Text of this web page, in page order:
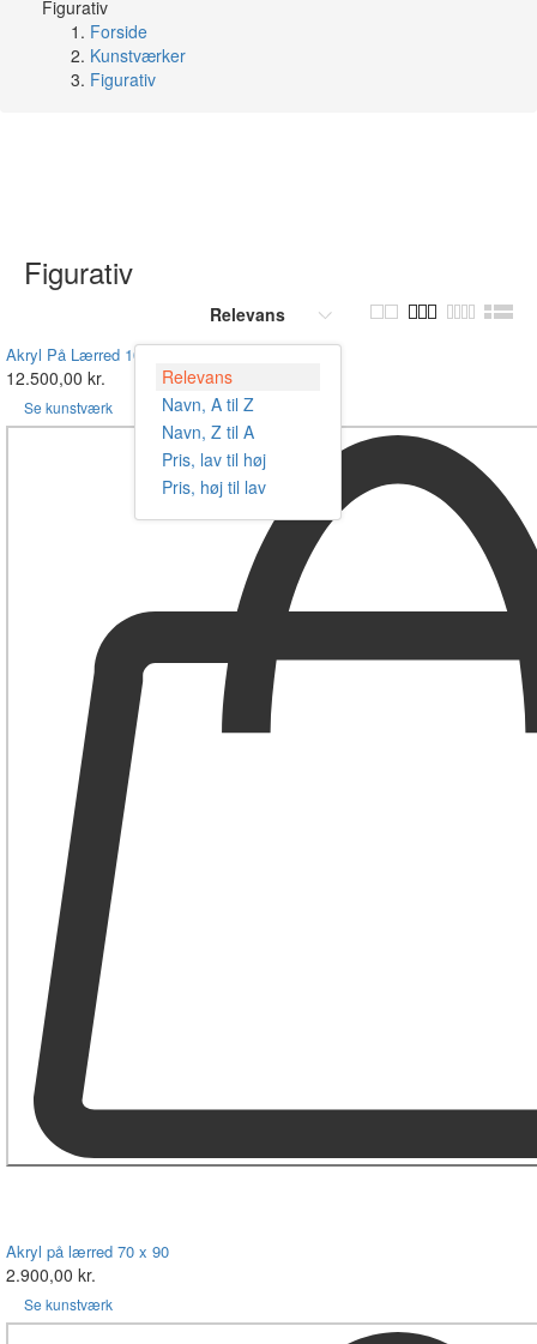
Figurativ
Forside
Kunstværker
Figurativ
Figurativ
Relevans
Relevans
Navn, A til Z
Navn, Z til A
Pris, lav til høj
Pris, høj til lav
Akryl På Lærred 100 X 150
12.500,00 kr.
Se kunstværk
Akryl på lærred 70 x 90
2.900,00 kr.
Se kunstværk